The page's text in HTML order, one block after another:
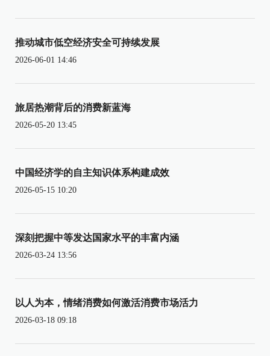
推动城市低空经济安全可持续发展
2026-06-01 14:46
旅居热潮背后的消费新蓝海
2026-05-20 13:45
中国经济学的自主知识体系构建成效
2026-05-15 10:20
深刻把握中等发达国家水平的丰富内涵
2026-03-24 13:56
以人为本，情绪消费如何激活消费市场活力
2026-03-18 09:18